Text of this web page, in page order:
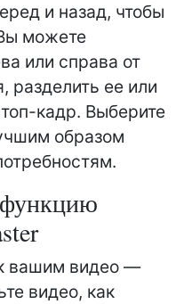
и назад, чтобы
можете
или справа от
разделить ее или
кадр. Выберите
образом
функцию
вашим видео —
видео, как